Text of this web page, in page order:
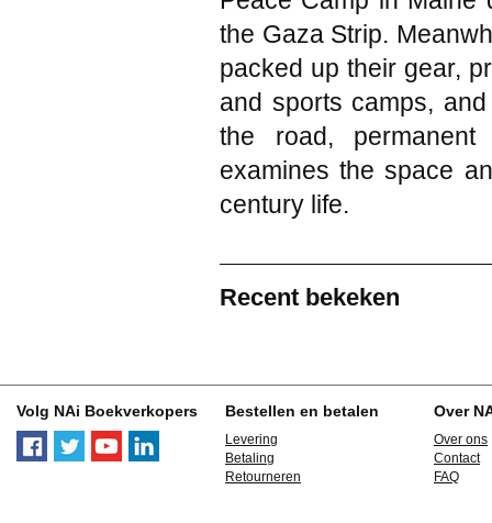
the Gaza Strip.
packed up their gear,
and sports camps,
the road,
examines the space
century life.
Recent bekeken
Volg NAi Boekverkopers Bestellen en betalen
Levering
Betaling
Retourneren
Over
Over ons
Contact
FAQ